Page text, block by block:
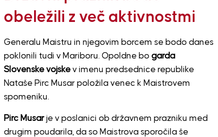
obeležili z več aktivnostmi
Generalu Maistru in njegovim borcem se bodo danes
poklonili tudi v Mariboru. Opoldne bo garda
Slovenske vojskev imenu predsednice republike
Nataše Pirc Musar položila venec k Maistrovem
spomeniku.
Pirc Musarje v poslanici ob državnem prazniku med
drugim poudarila, da so Maistrova sporočila še